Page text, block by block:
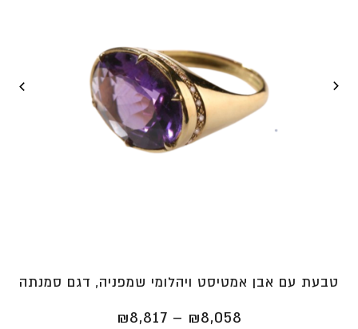
טבעת עם אבן אמטיסט ויהלומי שמפניה, דגם סמנתה
₪8,058
–
₪8,817